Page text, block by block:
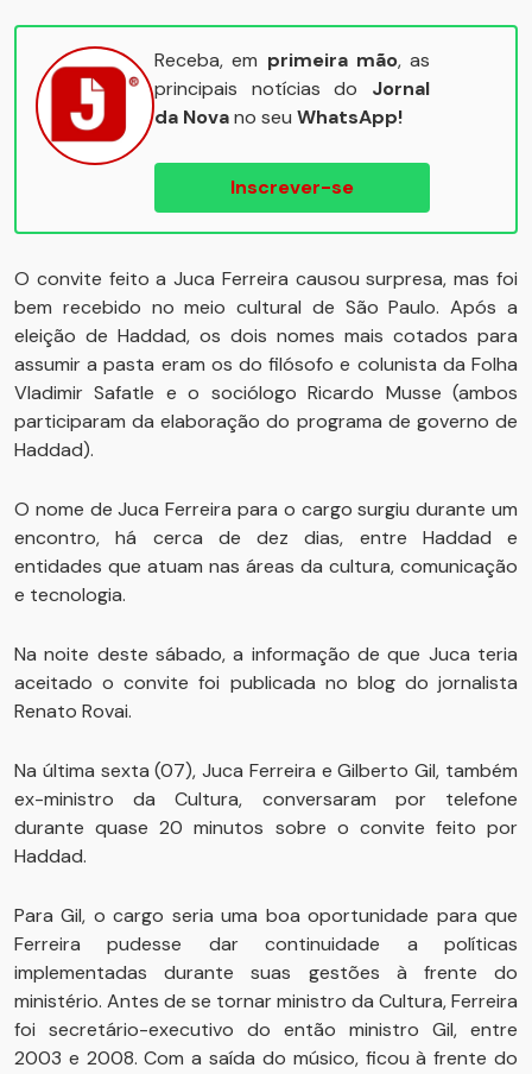
Receba, em primeira mão, as
principais notícias do Jornal
da Novano seu WhatsApp!
Inscrever-se
O convite feito a Juca Ferreira causou surpresa, mas foi
bem recebido no meio cultural de São Paulo. Após a
eleição de Haddad, os dois nomes mais cotados para
assumir a pasta eram os do filósofo e colunista da Folha
Vladimir Safatle e o sociólogo Ricardo Musse (ambos
participaram da elaboração do programa de governo de
Haddad).
O nome de Juca Ferreira para o cargo surgiu durante um
encontro, há cerca de dez dias, entre Haddad e
entidades que atuam nas áreas da cultura, comunicação
e tecnologia.
Na noite deste sábado, a informação de que Juca teria
aceitado o convite foi publicada no blog do jornalista
Renato Rovai.
Na última sexta (07), Juca Ferreira e Gilberto Gil, também
ex-ministro da Cultura, conversaram por telefone
durante quase 20 minutos sobre o convite feito por
Haddad.
Para Gil, o cargo seria uma boa oportunidade para que
Ferreira pudesse dar continuidade a políticas
implementadas durante suas gestões à frente do
ministério. Antes de se tornar ministro da Cultura, Ferreira
foi secretário-executivo do então ministro Gil, entre
2003 e 2008. Com a saída do músico, ficou à frente do